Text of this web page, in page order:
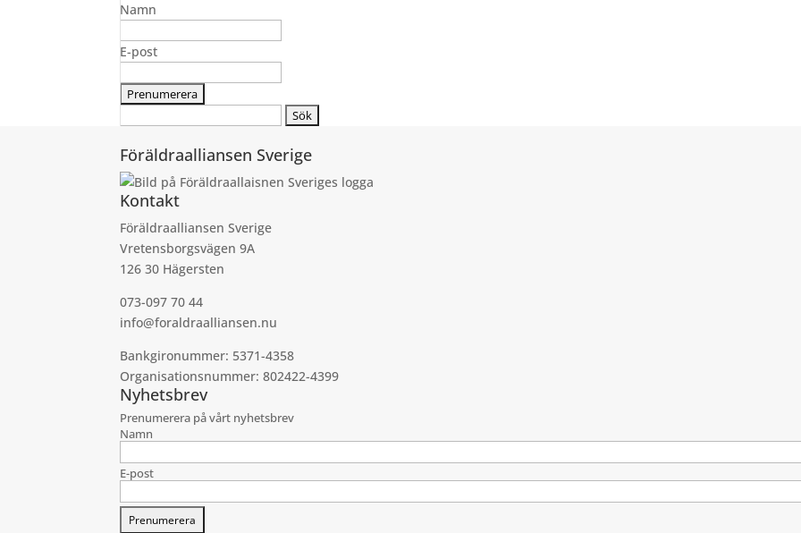
Namn
E-post
Föräldraalliansen Sverige
Kontakt
Föräldraalliansen Sverige
Vretensborgsvägen 9A
126 30 Hägersten
073-097 70 44
info@foraldraalliansen.nu
Bankgironummer: 5371-4358
Organisationsnummer: 802422-4399
Nyhetsbrev
Prenumerera på vårt nyhetsbrev
Namn
E-post